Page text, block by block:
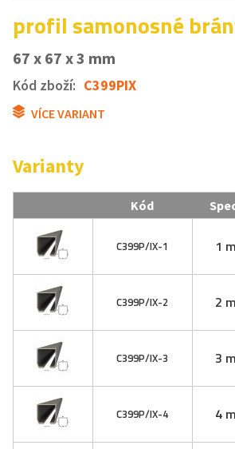
profil samonosné
67 x 67 x 3 mm
Kód zboží: C399PIX
VÍCE VARIANT
Varianty
Kód
C399P/IX-1 1 m
C399P/IX-2 2 m
C399P/IX-3 3 m
C399P/IX-4 4 m